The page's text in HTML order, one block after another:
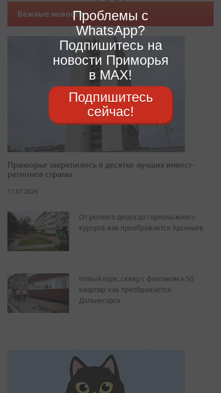
Важные новости
Приморье закрепилось в десятке лучших инвест-
регионов страны
17.07.2026
От уютного двора до горнолыжного
курорта: как преображается Арсеньев
Новый парк, сквер с фонтаном и 50
квартир: как преображается
Дальнегорск
Проблемы с
WhatsApp?
Подпишитесь на
новости Приморья
в MAX!
Подпишитесь
сейчас!